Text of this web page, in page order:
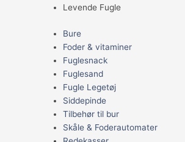
Levende Fugle
Bure
Foder & vitaminer
Fuglesnack
Fuglesand
Fugle Legetøj
Siddepinde
Tilbehør til bur
Skåle & Foderautomater